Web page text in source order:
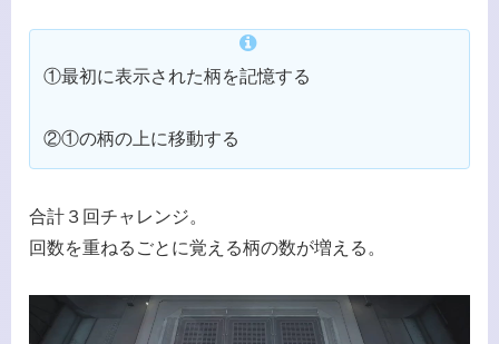
①最初に表示された柄を記憶する
②①の柄の上に移動する
合計３回チャレンジ。
回数を重ねるごとに覚える柄の数が増える。